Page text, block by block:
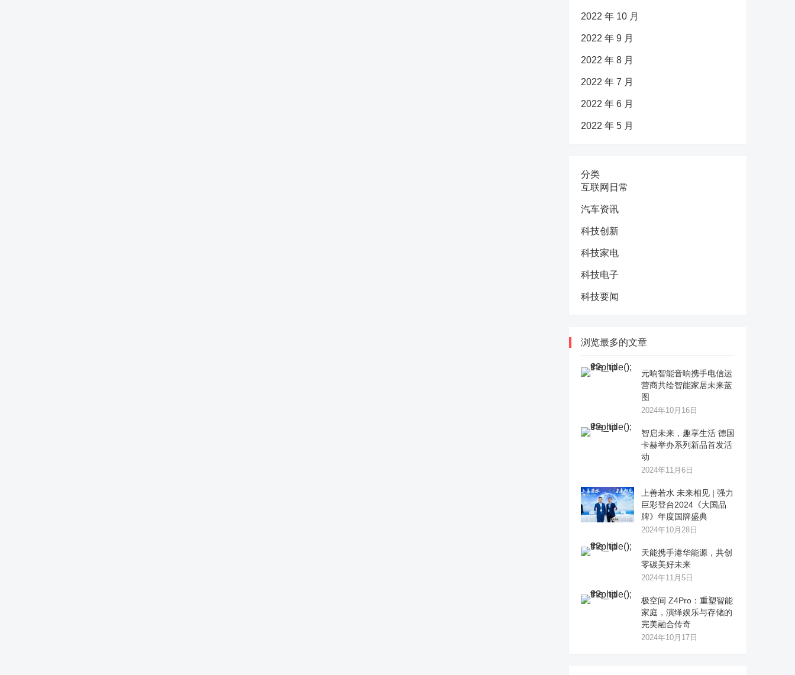
2022 年 10 月
2022 年 9 月
2022 年 8 月
2022 年 7 月
2022 年 6 月
2022 年 5 月
分类
互联网日常
汽车资讯
科技创新
科技家电
科技电子
科技要闻
浏览最多的文章
元响智能音响携手电信运
营商共绘智能家居未来蓝
图
2024年10月16日
智启未来，趣享生活 德国
卡赫举办系列新品首发活
动
2024年11月6日
上善若水 未来相见 | 强力
巨彩登台2024《大国品
牌》年度国牌盛典
2024年10月28日
天能携手港华能源，共创
零碳美好未来
2024年11月5日
极空间 Z4Pro：重塑智能
家庭，演绎娱乐与存储的
完美融合传奇
2024年10月17日